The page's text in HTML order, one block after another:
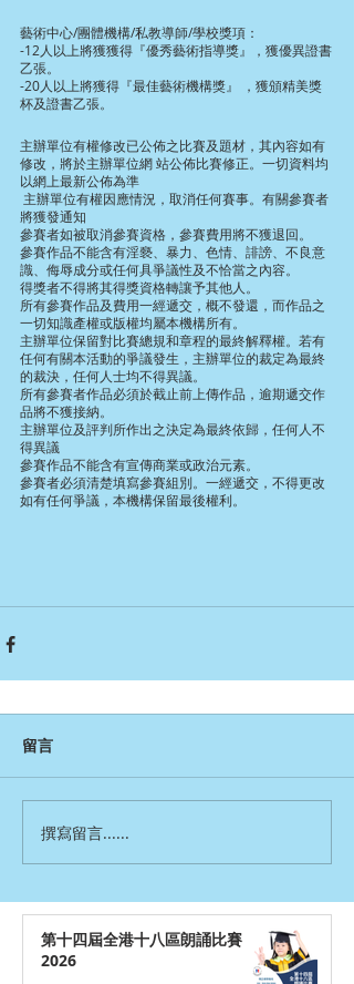
藝術中心/團體機構/私教導師/學校獎項：
-12人以上將獲獲得『優秀藝術指導獎』，獲優異證書
乙張。
-20人以上將獲得『最佳藝術機構獎』 ，獲頒精美獎
杯及證書乙張。
主辦單位有權修改已公佈之比賽及題材，其內容如有
修改，將於主辦單位網 站公佈比賽修正。一切資料均
以網上最新公佈為準
將獲發通知
參賽者如被取消參賽資格，參賽費用將不獲退回。
參賽作品不能含有淫褻、暴力、色情、誹謗、不良意
識、侮辱成分或任何具爭議性及不恰當之內容。
得獎者不得將其得獎資格轉讓予其他人。
所有參賽作品及費用一經遞交，概不發還，而作品之
一切知識產權或版權均屬本機構所有。
主辦單位保留對比賽總規和章程的最終解釋權。若有
任何有關本活動的爭議發生，主辦單位的裁定為最終
的裁決，任何人士均不得異議。
所有參賽者作品必須於截止前上傳作品，逾期遞交作
品將不獲接納。
主辦單位及評判所作出之決定為最終依歸，任何人不
得異議
參賽作品不能含有宣傳商業或政治元素。
參賽者必須清楚填寫參賽組別。一經遞交，不得更改
如有任何爭議，本機構保留最後權利。
留言
撰寫留言......
第十四屆全港十八區朗誦比賽
2026